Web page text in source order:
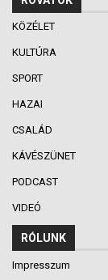
KÖZÉLET
KULTÚRA
SPORT
HAZAI
CSALÁD
KÁVÉSZÜNET
PODCAST
VIDEÓ
RÓLUNK
Impresszum